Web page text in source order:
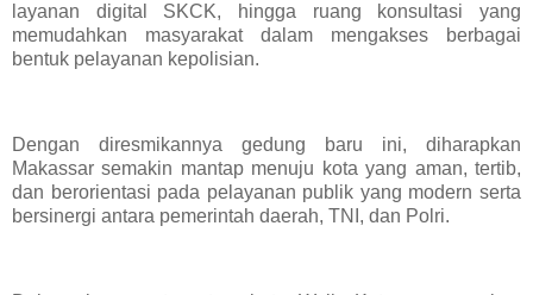
layanan digital SKCK, hingga ruang konsultasi yang
memudahkan masyarakat dalam mengakses berbagai
bentuk pelayanan kepolisian.
Dengan diresmikannya gedung baru ini, diharapkan
Makassar semakin mantap menuju kota yang aman, tertib,
dan berorientasi pada pelayanan publik yang modern serta
bersinergi antara pemerintah daerah, TNI, dan Polri.